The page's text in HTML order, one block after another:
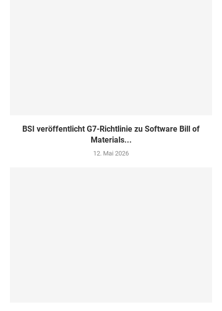
BSI veröffentlicht G7-Richtlinie zu Software Bill of
Materials...
12. Mai 2026